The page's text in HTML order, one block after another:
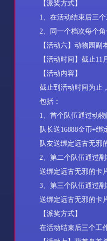
【派奖方式】
1、在活动结束后三
2、同一个档次每个
【活动六】动物园副
【活动时间】截止11 月
【活动内容】
截止到活动时间为止
包括：
1、首个队伍通过动物
队长送16888金币+绑
队友送绑定远古无邪
2、第二个队伍通过副
送绑定远古无邪的卡
3、第三个队伍通过副
送绑定远古无邪的卡
【派奖方式】
在活动结束后三个工